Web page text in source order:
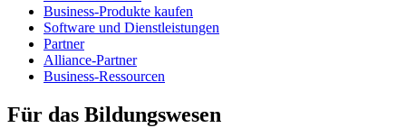
Business-Produkte kaufen
Software und Dienstleistungen
Partner
Alliance-Partner
Business-Ressourcen
Für das Bildungswesen